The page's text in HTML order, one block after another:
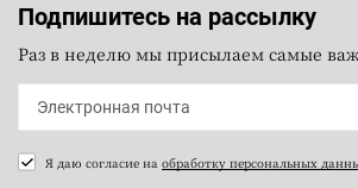
Подпишитесь на рассылку
Раз в неделю мы присылаем самые
Я даю согласие на обработку персональных